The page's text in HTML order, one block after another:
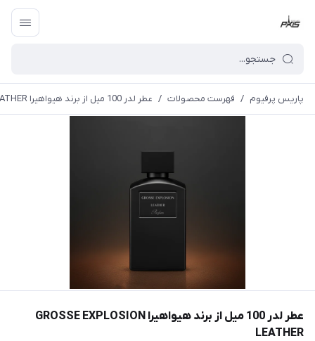
پاریس پرفیوم / فهرست محصولات / عطر لدر 100 میل از برند هیواهیرا GROSSE EXPLOSION LEATHER
عطر لدر 100 میل از برند هیواهیرا GROSSE EXPLOSION
LEATHER